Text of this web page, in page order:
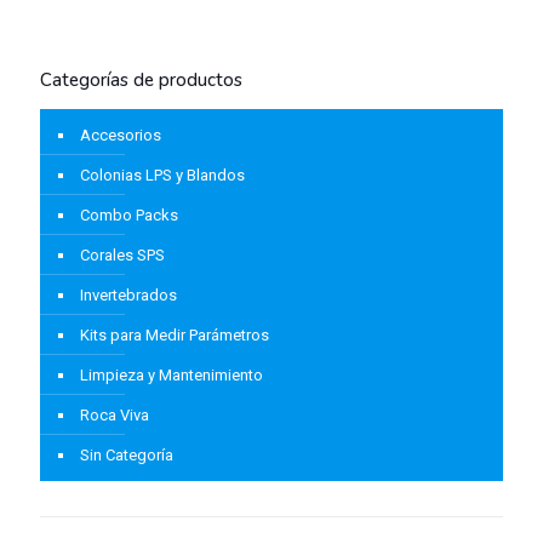
Categorías de productos
Accesorios
Colonias LPS y Blandos
Combo Packs
Corales SPS
Invertebrados
Kits para Medir Parámetros
Limpieza y Mantenimiento
Roca Viva
Sin Categoría